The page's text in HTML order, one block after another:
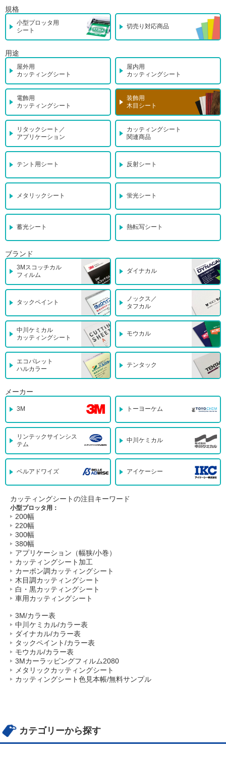
規格
小型プロッタ用
シート
切売り対応商品
用途
屋外用
カッティングシート
屋内用
カッティングシート
電飾用
カッティングシート
装飾用
木目シート
リタックシート／
アプリケーション
カッティングシート
関連商品
テント用シート 反射シート
メタリックシート 蛍光シート
蓄光シート 熱転写シート
ブランド
3Mスコッチカル
フィルム
ダイナカル
タックペイント
ノックス／
タフカル
中川ケミカル
カッティングシート
モウカル
エコパレット
ハルカラー
テンタック
メーカー
3M トーヨーケム
リンテックサインシス
テム
中川ケミカル
ベルアドワイズ アイケーシー
カッティングシートの注目キーワード
小型プロッタ用：
200幅
220幅
300幅
380幅
アプリケーション（幅狭/小巻）
カッティングシート加工
カーボン調カッティングシート
木目調カッティングシート
白・黒カッティングシート
車用カッティングシート
3M/カラー表
中川ケミカル/カラー表
ダイナカル/カラー表
タックペイント/カラー表
モウカル/カラー表
3Mカーラッピングフィルム2080
メタリックカッティングシート
カッティングシート色見本帳/無料サンプル
カテゴリーから探す